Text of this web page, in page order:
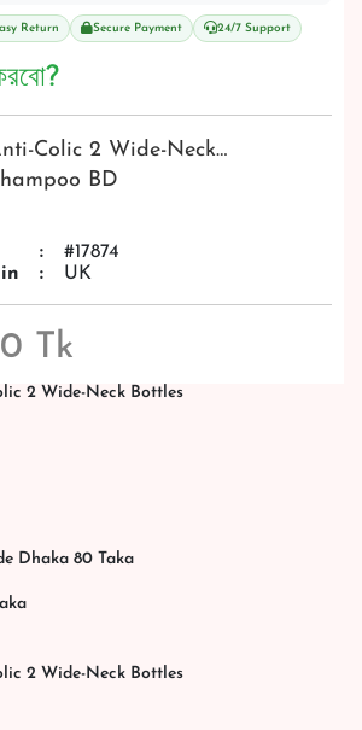
Return Secure Payment 24/7 Support
Colic 2 Wide-Neck…
BD
:
#17874
: UK
Tk
2 Wide-Neck Bottles
Dhaka 80 Taka
2 Wide-Neck Bottles